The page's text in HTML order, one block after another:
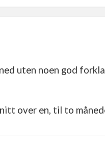
uten noen god
over en, til to